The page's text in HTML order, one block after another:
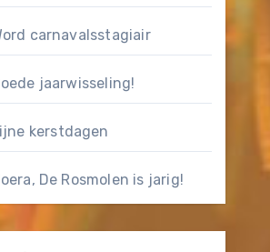
carnavalsstagiair
jaarwisseling!
kerstdagen
De Rosmolen is jarig!